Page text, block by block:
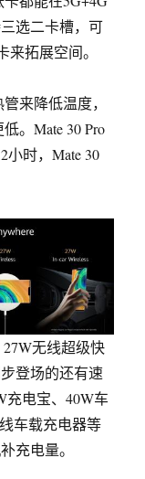
选二卡槽，可
拓展空间。
来降低温度，
低。Mate 30 Pro
小时，Mate 30
无线超级快
登场的还有速
充电宝、40W车
车载充电器等
充电量。